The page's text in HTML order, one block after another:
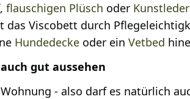
,flauschigen Plüsch oder Kunstleder
das Viscobett durch
Hundedecke oder einVetbed
gut aussehen
- also darf es natürlich